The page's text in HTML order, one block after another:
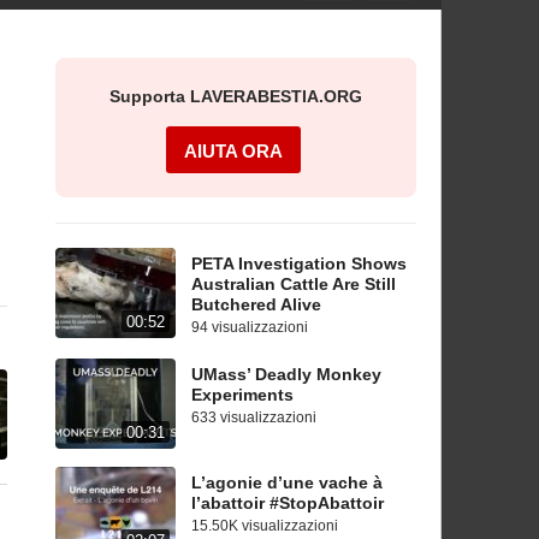
Supporta LAVERABESTIA.ORG
AIUTA ORA
00:52
PETA Investigation Shows
Australian Cattle Are Still
Butchered Alive
94 visualizzazioni
00:31
UMass’ Deadly Monkey
Experiments
633 visualizzazioni
L’agonie d’une vache à
l’abattoir #StopAbattoir
15.50K visualizzazioni